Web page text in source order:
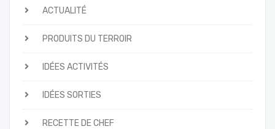
ACTUALITÉ
PRODUITS DU TERROIR
IDÉES ACTIVITÉS
IDÉES SORTIES
RECETTE DE CHEF